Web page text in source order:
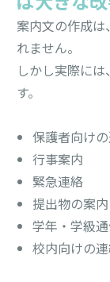
案内文の作成
れません。
しかし実際に
す。
保護者向け
行事案内
緊急連絡
提出物の案内
学年・学級
校内向けの